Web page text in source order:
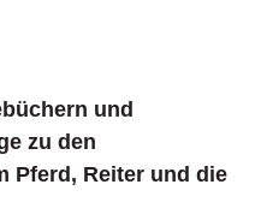
und
zu den
Pferd, Reiter und die